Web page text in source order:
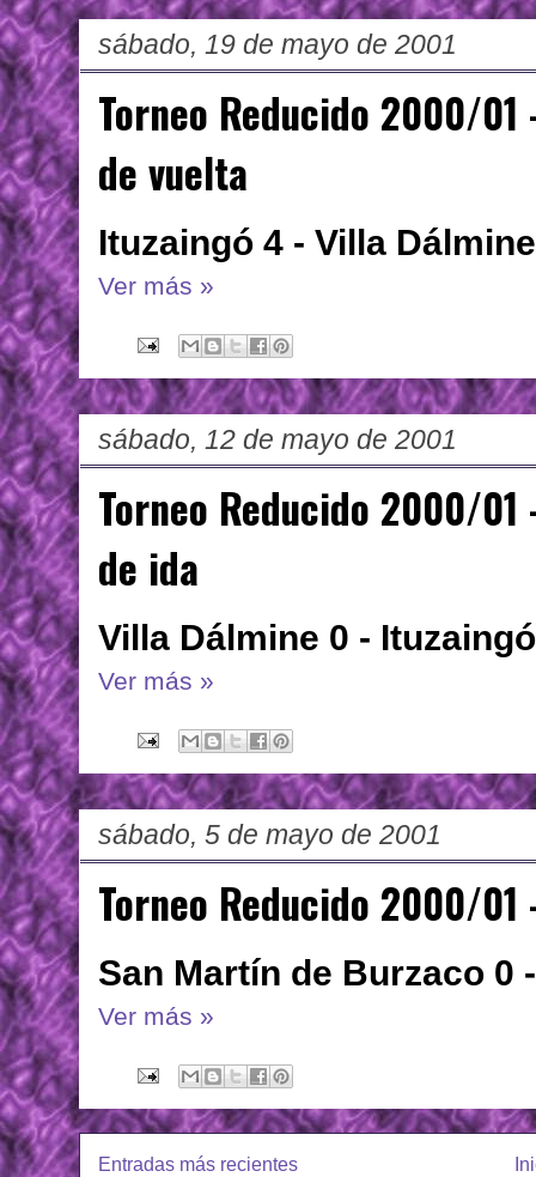
sábado, 19 de mayo de 2001
Torneo Reducido 2000/
de vuelta
Ituzaingó 4 - Villa
Ver más »
sábado, 12 de mayo de 2001
Torneo Reducido 2000/
de ida
Villa Dálmine 0 -
Ver más »
sábado, 5 de mayo de 2001
Torneo Reducido 2000/
San Martín de Burzaco 0
Ver más »
Entradas más recientes